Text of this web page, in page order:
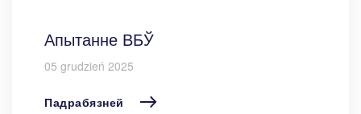
Апытанне ВБЎ
05 grudzień 2025
Падрабязней